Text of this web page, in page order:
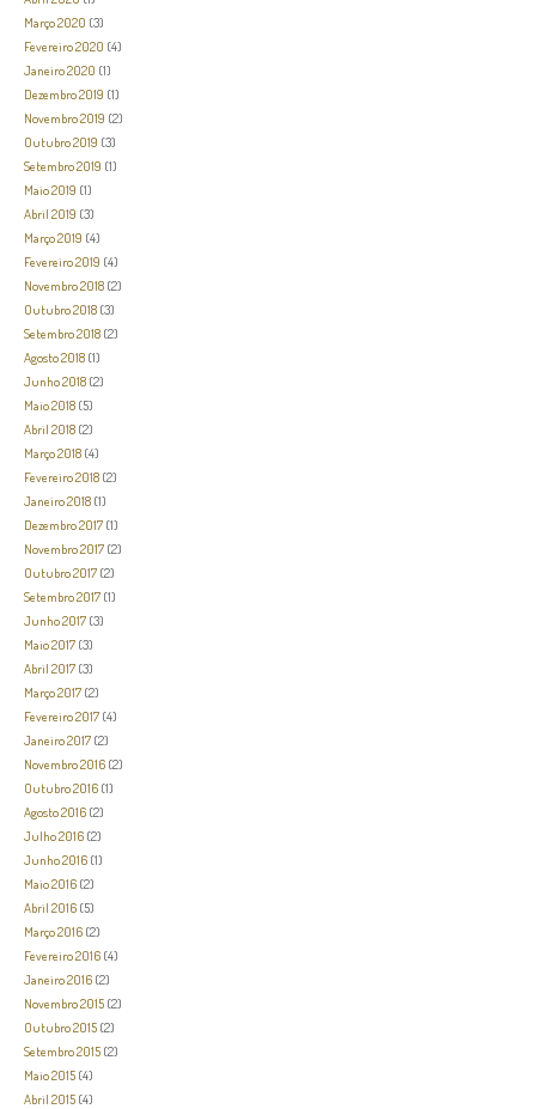
Março 2020 (3)
Fevereiro 2020 (4)
Janeiro 2020 (1)
Dezembro 2019 (1)
Novembro 2019 (2)
Outubro 2019 (3)
Setembro 2019 (1)
Maio 2019 (1)
Abril 2019 (3)
Março 2019 (4)
Fevereiro 2019 (4)
Novembro 2018 (2)
Outubro 2018 (3)
Setembro 2018 (2)
Agosto 2018 (1)
Junho 2018 (2)
Maio 2018 (5)
Abril 2018 (2)
Março 2018 (4)
Fevereiro 2018 (2)
Janeiro 2018 (1)
Dezembro 2017 (1)
Novembro 2017 (2)
Outubro 2017 (2)
Setembro 2017 (1)
Junho 2017 (3)
Maio 2017 (3)
Abril 2017 (3)
Março 2017 (2)
Fevereiro 2017 (4)
Janeiro 2017 (2)
Novembro 2016 (2)
Outubro 2016 (1)
Agosto 2016 (2)
Julho 2016 (2)
Junho 2016 (1)
Maio 2016 (2)
Abril 2016 (5)
Março 2016 (2)
Fevereiro 2016 (4)
Janeiro 2016 (2)
Novembro 2015 (2)
Outubro 2015 (2)
Setembro 2015 (2)
Maio 2015 (4)
Abril 2015 (4)